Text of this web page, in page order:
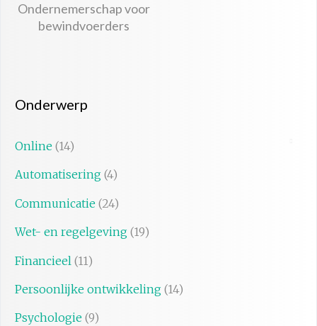
Ondernemerschap voor
bewindvoerders
Onderwerp
Online (14)
Automatisering (4)
Communicatie (24)
Wet- en regelgeving (19)
Financieel (11)
Persoonlijke ontwikkeling (14)
Psychologie (9)